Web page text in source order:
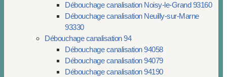
Débouchage canalisation Noisy-le-Grand 93160
Débouchage canalisation Neuilly-sur-Marne
93330
Débouchage canalisation 94
Débouchage canalisation 94058
Débouchage canalisation 94079
Débouchage canalisation 94190